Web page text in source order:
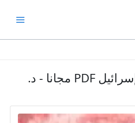
قراءة الاسراء وإسرائيل PDF مجانا - د.